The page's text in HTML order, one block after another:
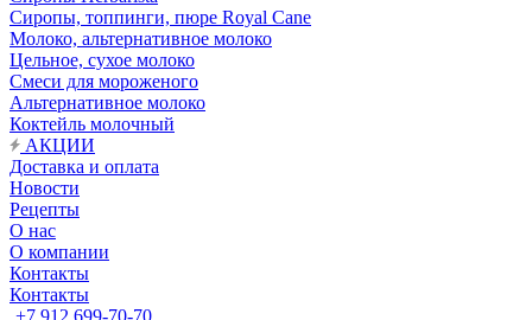
Сиропы, топпинги, пюре Royal Cane
Молоко, альтернативное молоко
Цельное, сухое молоко
Смеси для мороженого
Альтернативное молоко
Коктейль молочный
АКЦИИ
Доставка и оплата
Новости
Рецепты
О нас
О компании
Контакты
Контакты
+7 912 699-70-70